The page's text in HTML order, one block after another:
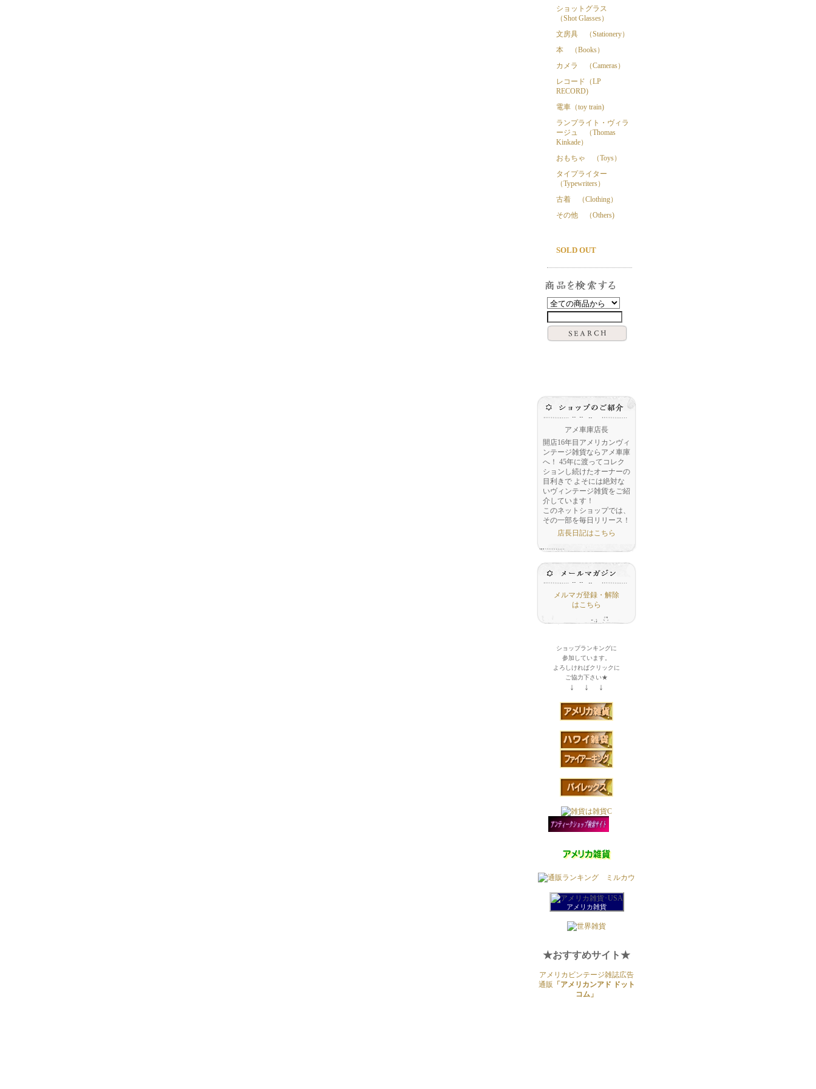
ショットグラス
（Shot Glasses）
文房具 （Stationery）
本 （Books）
カメラ （Cameras）
レコード（LP
RECORD)
電車（toy train)
ランプライト・ヴィラ
ージュ （Thomas
Kinkade）
おもちゃ （Toys）
タイプライター
（Typewriters）
古着 （Clothing）
その他 （Others)
SOLD OUT
アメ車庫店長
開店16年目アメリカンヴィ
ンテージ雑貨ならアメ車庫
へ！ 45年に渡ってコレク
ションし続けたオーナーの
目利きで よそには絶対な
いヴィンテージ雑貨をご紹
介しています！
このネットショップでは、
その一部を毎日リリース！
店長日記はこちら
メルマガ登録・解除
はこちら
ショップランキングに
参加しています。
よろしければクリックに
ご協力下さい★
↓ ↓ ↓
アメリカ雑貨
★おすすめサイト★
アメリカビンテージ雑誌広告
通販
「アメリカンアド ドット
コム」